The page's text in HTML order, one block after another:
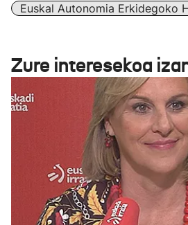
Euskal Autonomia Erkidegoko
Zure interesekoa